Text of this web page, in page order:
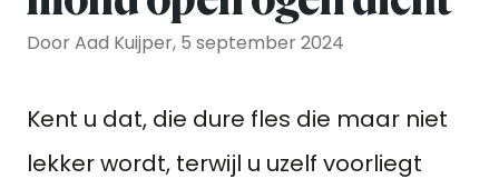
Door Aad Kuijper, 5 september 2024
Kent u dat, die dure fles die maar niet
lekker wordt, terwijl u uzelf voorliegt